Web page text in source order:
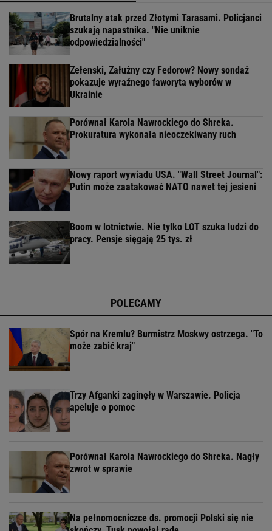
Brutalny atak przed Złotymi Tarasami. Policjanci
szukają napastnika. "Nie uniknie
odpowiedzialności"
Zełenski, Załużny czy Fedorow? Nowy sondaż
pokazuje wyraźnego faworyta wyborów w
Ukrainie
Porównał Karola Nawrockiego do Shreka.
Prokuratura wykonała nieoczekiwany ruch
Nowy raport wywiadu USA. "Wall Street Journal":
Putin może zaatakować NATO nawet tej jesieni
Boom w lotnictwie. Nie tylko LOT szuka ludzi do
pracy. Pensje sięgają 25 tys. zł
POLECAMY
Spór na Kremlu? Burmistrz Moskwy ostrzega. "To
może zabić kraj"
Trzy Afganki zaginęły w Warszawie. Policja
apeluje o pomoc
Porównał Karola Nawrockiego do Shreka. Nagły
zwrot w sprawie
Na pełnomocniczce ds. promocji Polski się nie